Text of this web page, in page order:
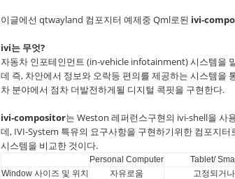
이글에선 qtwayland 컴포지터 예제중 Qml로된 ivi-
ivi는 무엇?
자동차 인포테인먼트 (in-vehicle infotainment) 시스템
데 즉, 차안에서 정보와 오락등 편의를 제공하는 시스템을
차 분야에서 점차 더발전하게될 디지털 콕핏을 구현한다.
ivi-compositor는 Weston 레퍼런스구현의 ivi-shell을
데, IVI-System 특유의 요구사항을 구현하기위한 컴포지
시스템을 비교한 것이다.
Personal Computer Tablet/
Window 사이즈 및 위치
자유로움 고정되거